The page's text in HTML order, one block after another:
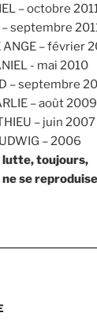
– octobre
– septembre
ANGE – février
- mai 2010
– septembre
– août 2009
– juin 2007
– 2006
lutte, toujours,
ne se